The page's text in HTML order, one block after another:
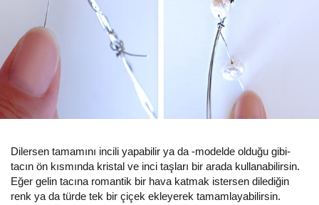
Dilersen tamamını incili yapabilir ya da -modelde olduğu gibi-
tacın ön kısmında kristal ve inci taşları bir arada kullanabilirsin.
Eğer gelin tacına romantik bir hava katmak istersen dilediğin
renk ya da türde tek bir çiçek ekleyerek tamamlayabilirsin.